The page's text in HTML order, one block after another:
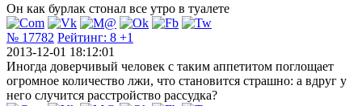
Он как бурлак стонал все утро в туалете
№ 17782 Рейтинг: 8 +1
2013-12-01 18:12:01
Иногда доверчивый человек с таким аппетитом поглощает
огромное количество лжи, что становится страшно: а вдруг у
него случится расстройство рассудка?